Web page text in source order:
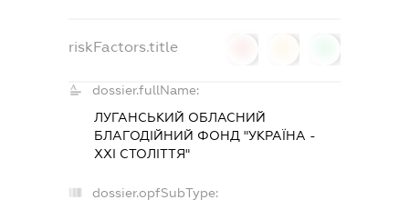
riskFactors.title
dossier.fullName:
ЛУГАНСЬКИЙ ОБЛАСНИЙ
БЛАГОДІЙНИЙ ФОНД "УКРАЇНА -
ХХІ СТОЛІТТЯ"
dossier.opfSubType: